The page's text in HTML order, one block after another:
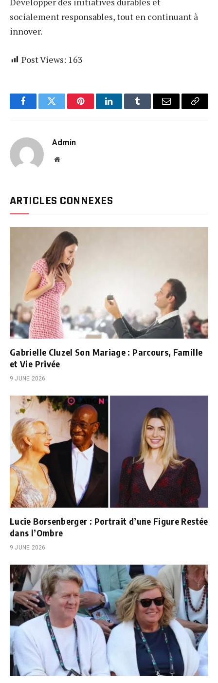
socialement responsables, tout en continuant à
innover.
Post Views: 163
FacebookTwitter PinterestLinkedInTumblr Email
Copy
Admin
Website
ARTICLES CONNEXES
Gabrielle Cluzel Son Mariage : Parcours, Famille
et Vie Privée
9 JUNE 2026
Lucie Borsenberger : Portrait d’une Figure Restée
dans l’Ombre
9 JUNE 2026